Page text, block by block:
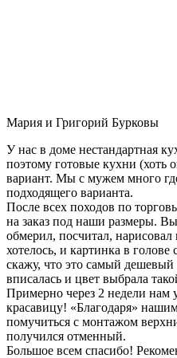
Мария и Григорий Бурковы
У нас в доме нестандартная
поэтому готовые кухни
вариант. Мы с мужем много
подходящего варианта.
После всех походов по
на заказ под наши размеры.
обмерил, посчитал,
хотелось, и картинка в
скажу, что это самый дешевый
вписалась и цвет выбрала
Примерно через 2 недели
красавицу! «Благодаря»
помучиться с монтажом
получился отменный.
Большое всем спасибо!